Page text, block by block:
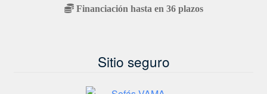
Financiación hasta en 36 plazos
Sitio seguro